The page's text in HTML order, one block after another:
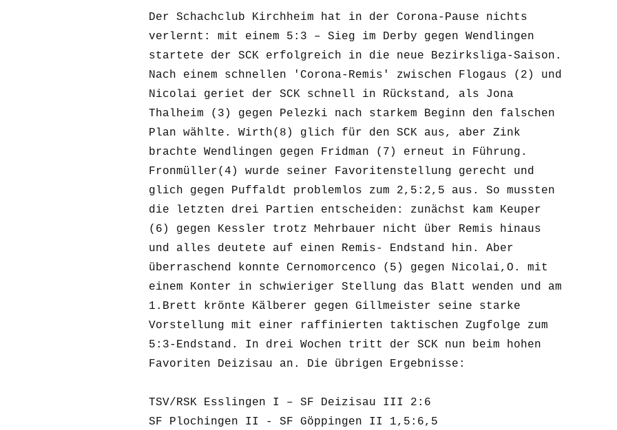
Der Schachclub Kirchheim hat in der Corona-Pause nichts
verlernt: mit einem 5:3 – Sieg im Derby gegen Wendlingen
startete der SCK erfolgreich in die neue Bezirksliga-Saison.
Nach einem schnellen 'Corona-Remis' zwischen Flogaus (2) und
Nicolai geriet der SCK schnell in Rückstand, als Jona
Thalheim (3) gegen Pelezki nach starkem Beginn den falschen
Plan wählte. Wirth(8) glich für den SCK aus, aber Zink
brachte Wendlingen gegen Fridman (7) erneut in Führung.
Fronmüller(4) wurde seiner Favoritenstellung gerecht und
glich gegen Puffaldt problemlos zum 2,5:2,5 aus. So mussten
die letzten drei Partien entscheiden: zunächst kam Keuper
(6) gegen Kessler trotz Mehrbauer nicht über Remis hinaus
und alles deutete auf einen Remis- Endstand hin. Aber
überraschend konnte Cernomorcenco (5) gegen Nicolai,O. mit
einem Konter in schwieriger Stellung das Blatt wenden und am
1.Brett krönte Kälberer gegen Gillmeister seine starke
Vorstellung mit einer raffinierten taktischen Zugfolge zum
5:3-Endstand. In drei Wochen tritt der SCK nun beim hohen
Favoriten Deizisau an. Die übrigen Ergebnisse:
TSV/RSK Esslingen I – SF Deizisau III 2:6
SF Plochingen II - SF Göppingen II 1,5:6,5